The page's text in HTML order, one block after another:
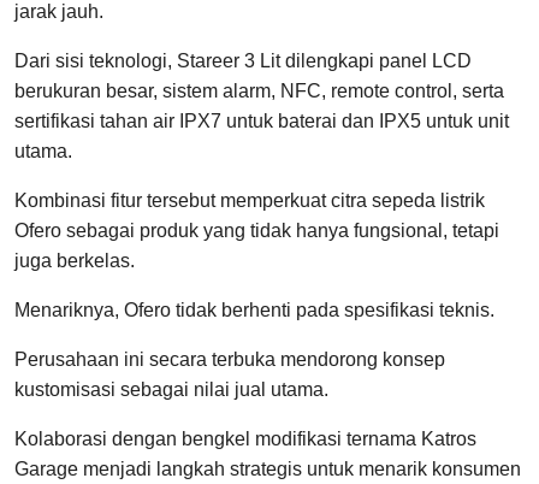
jarak jauh.
Dari sisi teknologi, Stareer 3 Lit dilengkapi panel LCD
berukuran besar, sistem alarm, NFC, remote control, serta
sertifikasi tahan air IPX7 untuk baterai dan IPX5 untuk unit
utama.
Kombinasi fitur tersebut memperkuat citra sepeda listrik
Ofero sebagai produk yang tidak hanya fungsional, tetapi
juga berkelas.
Menariknya, Ofero tidak berhenti pada spesifikasi teknis.
Perusahaan ini secara terbuka mendorong konsep
kustomisasi sebagai nilai jual utama.
Kolaborasi dengan bengkel modifikasi ternama Katros
Garage menjadi langkah strategis untuk menarik konsumen